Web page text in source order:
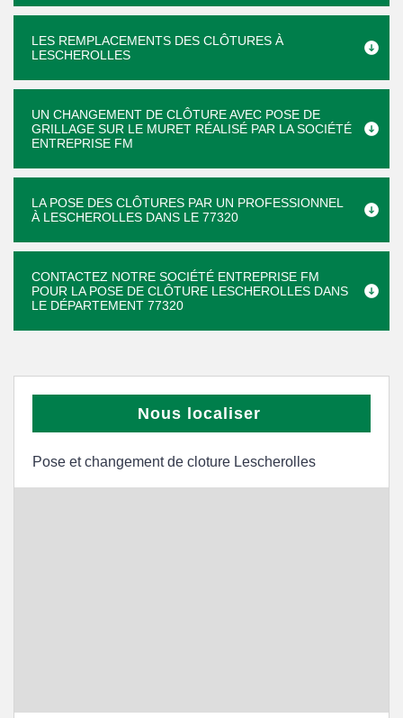
LES REMPLACEMENTS DES CLÔTURES À
LESCHEROLLES
UN CHANGEMENT DE CLÔTURE AVEC POSE DE
GRILLAGE SUR LE MURET RÉALISÉ PAR LA SOCIÉTÉ
ENTREPRISE FM
LA POSE DES CLÔTURES PAR UN PROFESSIONNEL
À LESCHEROLLES DANS LE 77320
CONTACTEZ NOTRE SOCIÉTÉ ENTREPRISE FM
POUR LA POSE DE CLÔTURE LESCHEROLLES DANS
LE DÉPARTEMENT 77320
Nous localiser
Pose et changement de cloture Lescherolles